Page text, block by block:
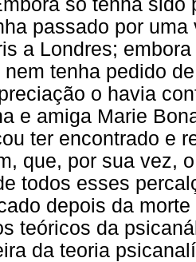
passado por
a Londres;
nem tenha pedido
o havia
e amiga Marie
ter encontrado e
que, por sua vez,
todos esses
depois da
teóricos da
da teoria